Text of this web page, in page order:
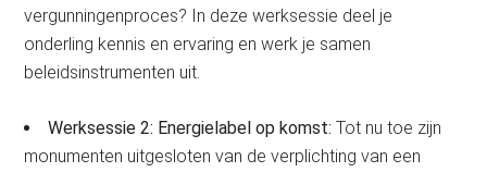
vergunningenproces? In deze werksessie deel je
onderling kennis en ervaring en werk je samen
beleidsinstrumenten uit.
Werksessie 2: Energielabel op komst:Tot nu toe zijn
monumenten uitgesloten van de verplichting van een